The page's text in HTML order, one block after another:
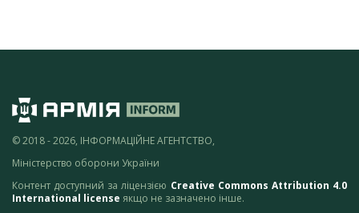
© 2018 - 2026, ІНФОРМАЦІЙНЕ АГЕНТСТВО,
Міністерство оборони України
Контент доступний за ліцензією Creative Commons Attribution 4.0
International license якщо не зазначено інше.